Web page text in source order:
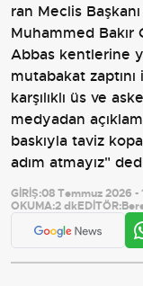
ran Meclis
Muhammed
Abbas kentlerine
mutabakat
karşılıklı üs ve
medyadan
baskıyla taviz
adım atmayız"
GİRİŞ:08 Temmuz 2026 -
OKUMA:2 dkEDİTÖR: